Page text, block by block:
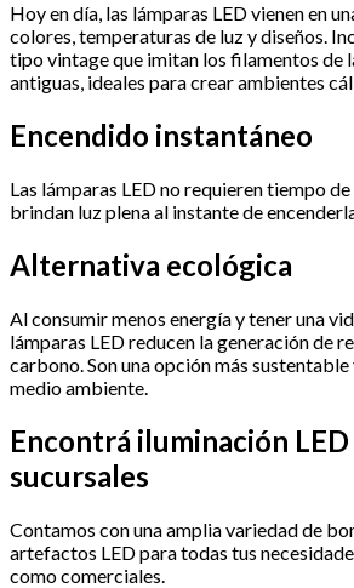
Hoy en día, las lámparas LED vienen en
colores, temperaturas de luz y diseños.
tipo vintage que imitan los filamentos de
antiguas, ideales para crear ambientes
Encendido instantáneo
Las lámparas LED no requieren tiempo
brindan luz plena al instante de
Alternativa ecológica
Al consumir menos energía y tener una
lámparas LED reducen la generación de
carbono. Son una opción más
medio ambiente.
Encontrá iluminación
sucursales
Contamos con una amplia variedad de
artefactos LED para todas tus
como comerciales.